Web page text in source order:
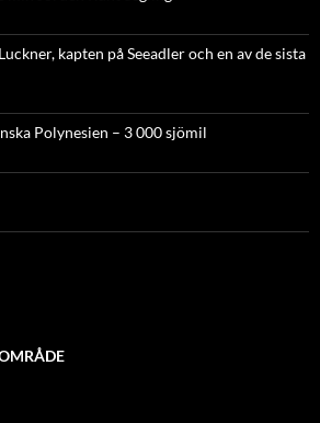
kapten på Seeadler och en av de sista
Polynesien – 3 000 sjömil